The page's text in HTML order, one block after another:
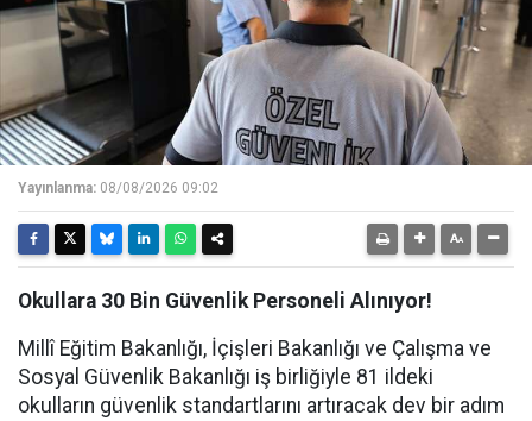
Yayınlanma: 08/08/2026 09:02
Okullara 30 Bin Güvenlik Personeli Alınıyor!
Millî Eğitim Bakanlığı, İçişleri Bakanlığı ve Çalışma ve
Sosyal Güvenlik Bakanlığı iş birliğiyle 81 ildeki
okulların güvenlik standartlarını artıracak dev bir adım